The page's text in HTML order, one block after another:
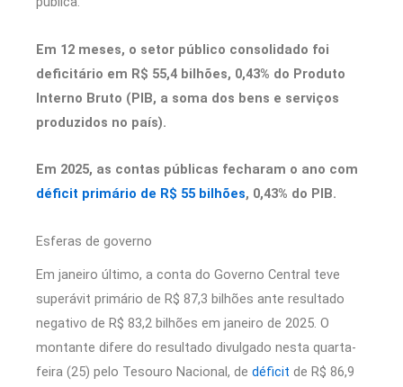
Em 12 meses, o setor público consolidado foi
deficitário em R$ 55,4 bilhões, 0,43% do Produto
Interno Bruto (PIB, a soma dos bens e serviços
produzidos no país).
Em 2025, as contas públicas fecharam o ano com
déficit primário de R$ 55 bilhões, 0,43% do PIB.
Esferas de governo
Em janeiro último, a conta do Governo Central teve
superávit primário de R$ 87,3 bilhões ante resultado
negativo de R$ 83,2 bilhões em janeiro de 2025. O
montante difere do resultado divulgado nesta quarta-
feira (25) pelo Tesouro Nacional, de déficit de R$ 86,9